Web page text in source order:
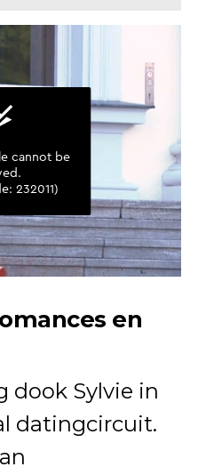
en
dook Sylvie in
datingcircuit.